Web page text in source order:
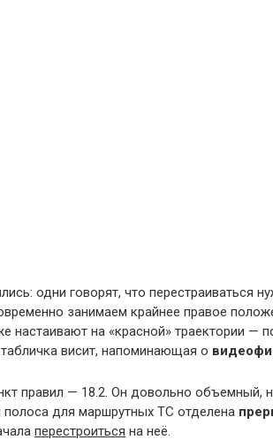
одни говорят, что перестраиваться
занимаем крайнее правое
настаивают на «красной» траектории —
висит, напоминающая о
правил — 18.2. Он довольно объемный,
для маршрутных ТС отделена
перестроиться на неё.